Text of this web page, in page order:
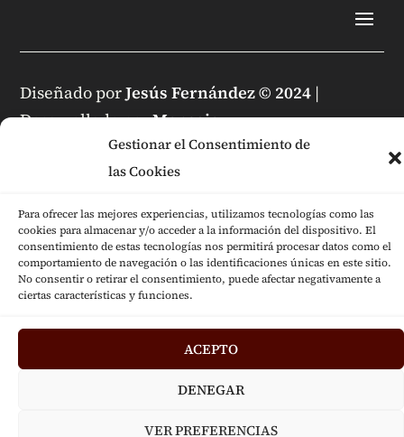
Gestionar el Consentimiento de
las Cookies
Para ofrecer las mejores experiencias, utilizamos tecnologías como las
cookies para almacenar y/o acceder a la información del dispositivo. El
consentimiento de estas tecnologías nos permitirá procesar datos como el
comportamiento de navegación o las identificaciones únicas en este sitio.
No consentir o retirar el consentimiento, puede afectar negativamente a
ciertas características y funciones.
ACEPTO
DENEGAR
VER PREFERENCIAS
Diseñado porJesús Fernández © 2024 |
Desarrollado porMensaje